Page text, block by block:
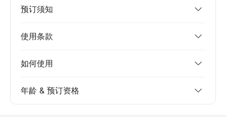
预订须知
使用条款
如何使用
年龄 & 预订资格